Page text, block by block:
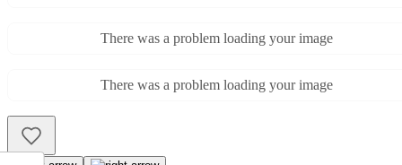
There was a problem loading your image
There was a problem loading your image